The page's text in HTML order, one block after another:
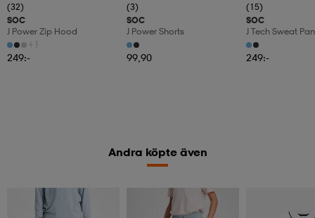
(32)
SOC
J Power Zip Hood
+1
249:-
(3)
SOC
J Power Shorts
99,90
(15)
SOC
J Tech Sweat
249:-
Andra köpte även